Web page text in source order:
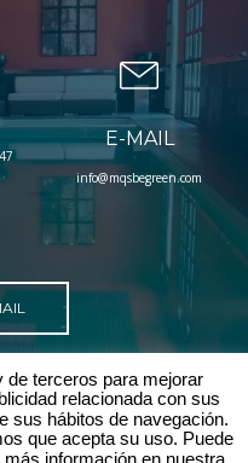
E-MAIL
info@mqsbegreen.com
terceros para mejorar
relacionada con sus
sus hábitos de navegación.
que acepta su uso. Puede
información en nuestra